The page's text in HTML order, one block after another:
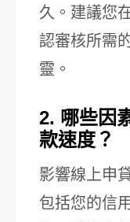
久。建議您
認審核所需
靈。
2. 哪些因
款速度？
影響線上申
包括您的信